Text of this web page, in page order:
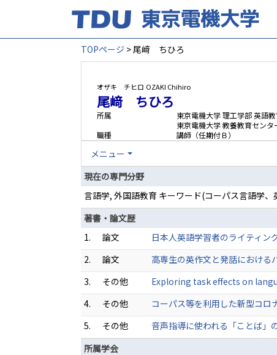
TOPページ > 尾﨑 ちひろ
オザキ チヒロ OZAKI Chihiro
尾﨑 ちひろ
所属
東京電機大学 理工学部 英語教
東京電機大学 教養教育センタ
職種
講師（任期付Ｂ）
メニュー
現在の専門分野
言語学, 外国語教育 キーワード(コーパス言語学、
著書・論文歴
1.
論文
日本人英語学習者のライティン
2.
論文
高専生の英作文と発話における
3.
その他
Exploring task effects on
4.
その他
コーパス等を利用した新型コロ
5.
その他
音声指導に使われる「ことば」
所属学会